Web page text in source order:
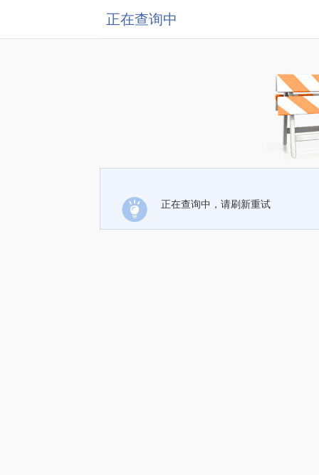
正在查询中
正在查询中，请刷新重试